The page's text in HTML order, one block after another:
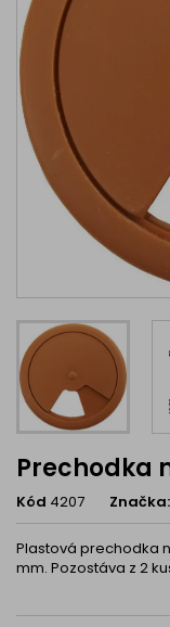
Prechodka
Kód 4207 Značka:
Plastová prechodka
mm. Pozostáva z 2